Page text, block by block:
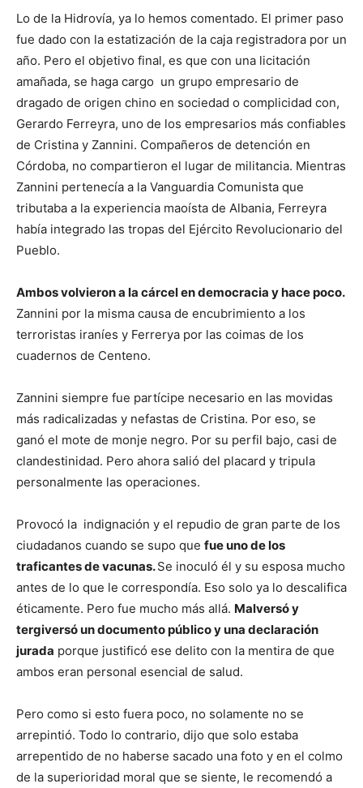
Lo de la Hidrovía, ya lo hemos comentado. El primer paso
fue dado con la estatización de la caja registradora por un
año. Pero el objetivo final, es que con una licitación
amañada, se haga cargo un grupo empresario de
dragado de origen chino en sociedad o complicidad con,
Gerardo Ferreyra, uno de los empresarios más confiables
de Cristina y Zannini. Compañeros de detención en
Córdoba, no compartieron el lugar de militancia. Mientras
Zannini pertenecía a la Vanguardia Comunista que
tributaba a la experiencia maoísta de Albania, Ferreyra
había integrado las tropas del Ejército Revolucionario del
Pueblo.
Ambos volvieron a la cárcel en democracia y hace poco.
Zannini por la misma causa de encubrimiento a los
terroristas iraníes y Ferrerya por las coimas de los
cuadernos de Centeno.
Zannini siempre fue partícipe necesario en las movidas
más radicalizadas y nefastas de Cristina. Por eso, se
ganó el mote de monje negro. Por su perfil bajo, casi de
clandestinidad. Pero ahora salió del placard y tripula
personalmente las operaciones.
Provocó la indignación y el repudio de gran parte de los
ciudadanos cuando se supo que fue uno de los
traficantes de vacunas.Se inoculó él y su esposa mucho
antes de lo que le correspondía. Eso solo ya lo descalifica
éticamente. Pero fue mucho más allá. Malversó y
tergiversó un documento público y una declaración
jurada porque justificó ese delito con la mentira de que
ambos eran personal esencial de salud.
Pero como si esto fuera poco, no solamente no se
arrepintió. Todo lo contrario, dijo que solo estaba
arrepentido de no haberse sacado una foto y en el colmo
de la superioridad moral que se siente, le recomendó a